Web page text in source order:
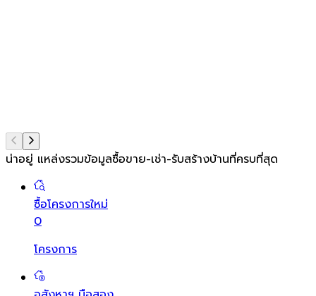
น่าอยู่ แหล่งรวมข้อมูลซื้อขาย-เช่า-รับสร้างบ้านที่ครบที่สุด
ซื้อโครงการใหม่
0
โครงการ